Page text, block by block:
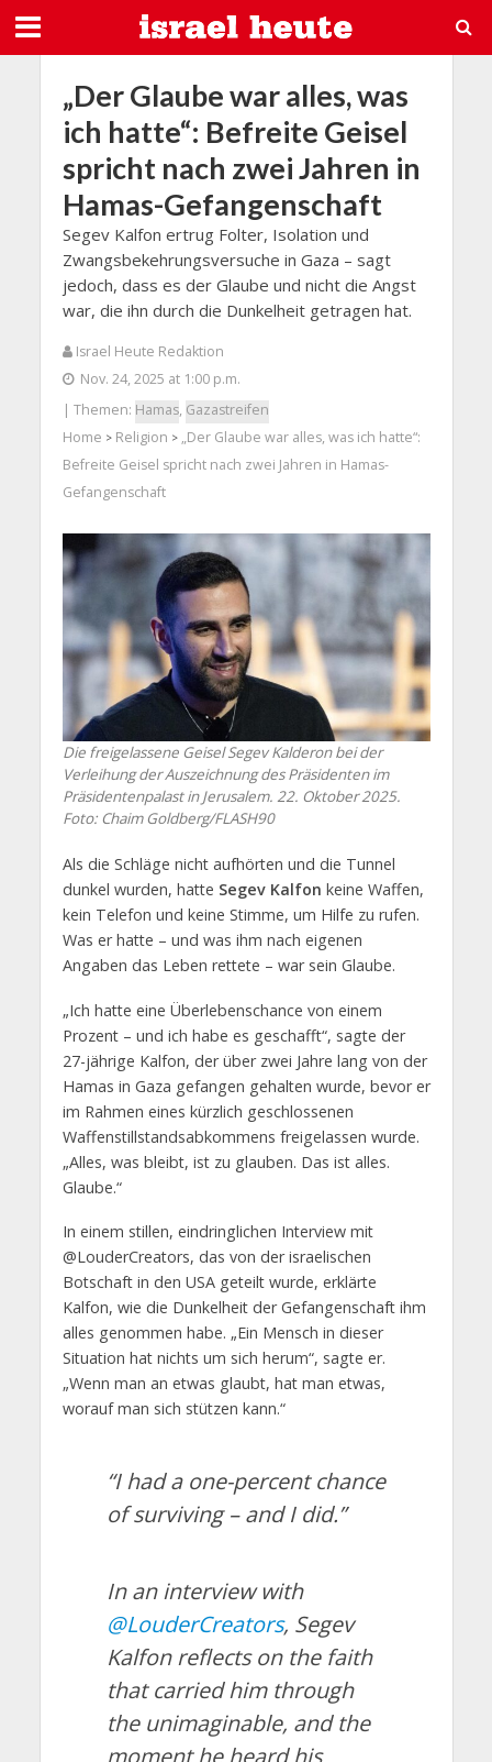
„Der Glaube war alles, was
ich hatte“: Befreite Geisel
spricht nach zwei Jahren in
Hamas-Gefangenschaft
Segev Kalfon ertrug Folter, Isolation und
Zwangsbekehrungsversuche in Gaza – sagt
jedoch, dass es der Glaube und nicht die Angst
war, die ihn durch die Dunkelheit getragen hat.
Israel Heute Redaktion
Nov. 24, 2025 at 1:00 p.m.
| Themen: Hamas, Gazastreifen
Home > Religion > „Der Glaube war alles, was ich hatte“:
Befreite Geisel spricht nach zwei Jahren in Hamas-
Gefangenschaft
Die freigelassene Geisel Segev Kalderon bei der
Verleihung der Auszeichnung des Präsidenten im
Präsidentenpalast in Jerusalem. 22. Oktober 2025.
Foto: Chaim Goldberg/FLASH90
Als die Schläge nicht aufhörten und die Tunnel
dunkel wurden, hatte Segev Kalfon keine Waffen,
kein Telefon und keine Stimme, um Hilfe zu rufen.
Was er hatte – und was ihm nach eigenen
Angaben das Leben rettete – war sein Glaube.
„Ich hatte eine Überlebenschance von einem
Prozent – und ich habe es geschafft“, sagte der
27-jährige Kalfon, der über zwei Jahre lang von der
Hamas in Gaza gefangen gehalten wurde, bevor er
im Rahmen eines kürzlich geschlossenen
Waffenstillstandsabkommens freigelassen wurde.
„Alles, was bleibt, ist zu glauben. Das ist alles.
Glaube.“
In einem stillen, eindringlichen Interview mit
@LouderCreators, das von der israelischen
Botschaft in den USA geteilt wurde, erklärte
Kalfon, wie die Dunkelheit der Gefangenschaft ihm
alles genommen habe. „Ein Mensch in dieser
Situation hat nichts um sich herum“, sagte er.
„Wenn man an etwas glaubt, hat man etwas,
worauf man sich stützen kann.“
“I had a one-percent chance
of surviving – and I did.”
In an interview with
@LouderCreators, Segev
Kalfon reflects on the faith
that carried him through
the unimaginable, and the